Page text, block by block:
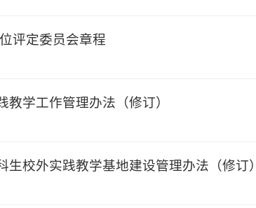
评定委员会章程
学工作管理办法（修订）
校外实践教学基地建设管理办法（修订）